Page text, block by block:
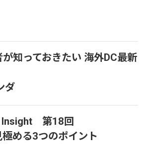
知っておきたい 海外DC最新
ダ
Insight 第18回
める3つのポイント